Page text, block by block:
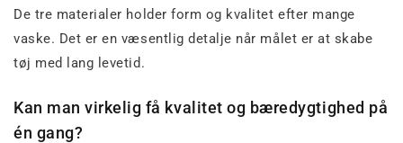
De tre materialer holder form og kvalitet efter mange
vaske. Det er en væsentlig detalje når målet er at skabe
tøj med lang levetid.
Kan man virkelig få kvalitet og bæredygtighed på
én gang?